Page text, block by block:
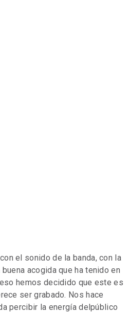
el sonido de la banda, con la
acogida que ha tenido en
hemos decidido que este es
ser grabado. Nos hace
percibir la energía delpúblico